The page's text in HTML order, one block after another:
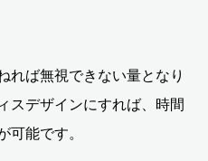
れば無視できない量となり
スデザインにすれば、時間
可能です。